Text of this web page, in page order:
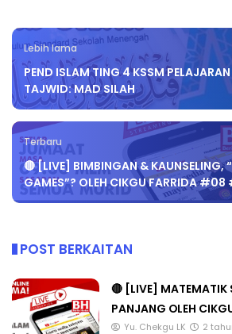
Lebih lama
PEND ISLAM TING 4 KSSM
TAJWID: MAD SILAH
Terbaru
🔴 [LIVE] BIMBINGAN & KAUNSELING,
GAMES”? OLEH CIKGU FARRIDA #08
POST BERKAITAN
🔴 [LIVE] MATEMATIK
PANJANG OLEH
Yu. Chekgu LK 2